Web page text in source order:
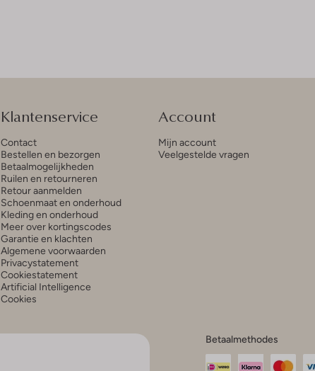
Klantenservice
Contact
Bestellen en bezorgen
Betaalmogelijkheden
Ruilen en retourneren
Retour aanmelden
Schoenmaat en onderhoud
Kleding en onderhoud
Meer over kortingscodes
Garantie en klachten
Algemene voorwaarden
Privacystatement
Cookiestatement
Artificial Intelligence
Cookies
Account
Mijn account
Veelgestelde vragen
Betaalmethodes